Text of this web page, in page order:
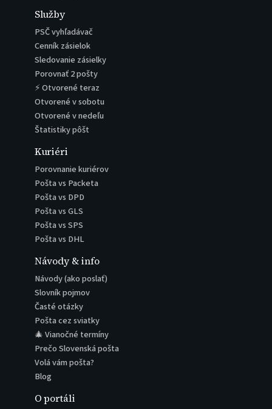
Služby
PSČ vyhľadávač
Cenník zásielok
Sledovanie zásielky
Porovnať 2 pošty
⚡ Otvorené teraz
Otvorené v sobotu
Otvorené v nedeľu
Štatistiky pôšt
Kuriéri
Porovnanie kuriérov
Pošta vs Packeta
Pošta vs DPD
Pošta vs GLS
Pošta vs SPS
Pošta vs DHL
Návody & info
Návody (ako poslať)
Slovník pojmov
Časté otázky
Pošta cez sviatky
🎄 Vianočné termíny
Prečo Slovenská pošta
Volá vám pošta?
Blog
O portáli